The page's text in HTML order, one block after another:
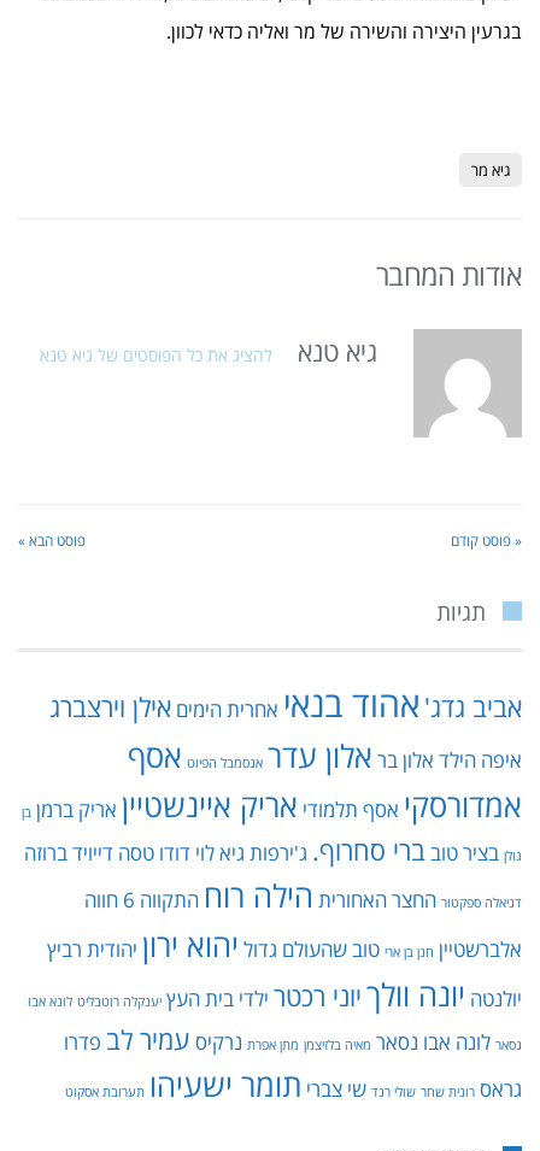
בגרעין היצירה והשירה של מר ואליה כדאי לכוון.
גיא מר
אודות המחבר
גיא טנא להציג את כל הפוסטים של גיא טנא
« פוסט קודם פוסט הבא »
תגיות
אביב גדג' אהוד בנאי אחרית הימים אילן וירצברג
איפה הילד אלון בר אלון עדר אנסמבל הפיוט אסף
אמדורסקי אסף תלמודי אריק איינשטיין אריק ברמן בן
גולן בציר טובברי סחרוף. ג'ירפות גיא לוי דודו טסה דייויד ברוזה
דניאלה ספקטור החצר האחורית הילה רוח התקווה 6
חווה
אלברשטיין חנן בן ארי טוב שהעולם גדול יהוא ירון יהודית רביץ
יולנטה יונה וולךיוני רכטר ילדי בית העץ יענקלה רוטבליט לונא אבו
נסאר לונה אבו נסאר מאיה בלזיצמן מתן אפרת נרקיס עמיר לב פדרו
גראס רונית שחר שולי רנד שי צברי תומר ישעיהו תערובת אסקוט